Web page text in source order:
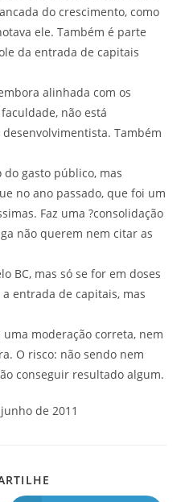
do crescimento, como
ele. Também é parte
da entrada de capitais
alinhada com os
não está
Também
do gasto público, mas
no ano passado, que foi um
Faz uma ?consolidação
não querem nem citar as
BC, mas só se for em doses
entrada de capitais, mas
moderação correta, nem
O risco: não sendo nem
conseguir resultado algum.
de 2011